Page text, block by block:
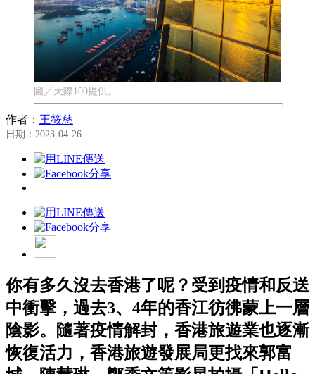
圖／天際100提供。
作者： 王筱慈
日期：2023-04-26
你有多久沒去香港了呢？受到疫情和反送
中衝擊，過去3、4年的香江彷彿蒙上一層
陰影。隨著疫情解封，香港旅遊業也逐漸
恢復活力，香港旅遊發展局更找來郭富